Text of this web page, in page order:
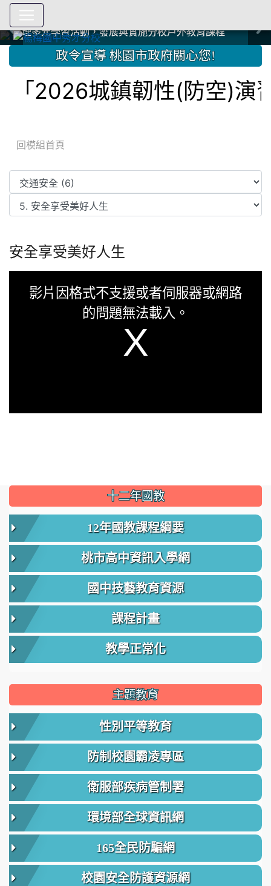
中國信託商業銀行 2023.04.22 愛傳球計畫
中國信託商業銀行 2023.04.22 愛傳球計畫
辦理多元學習活動，發展與實施分校戶外教育課程
辦理多元學習活動，發展與實施分校戶外教育課程
爭取社會資源，傳愛與溫暖：2024.3.19 桃園市家長會與桃
園女子美容商業童也工會義剪活動
爭取社會資源，傳愛與溫暖：2024.3.19 桃園市家長會與桃
園女子美容商業童也工會義剪活動
112學年度畢業學生與師長合照
112學年度畢業學生與師長合照
辦理多元學習活動，發展與實施分校戶外教育課程
辦理多元學習活動，發展與實施分校戶外教育課程
爭取社會資源，傳愛與溫暖：110.12.22 國際獅子會與本校
師生歲末感恩活動
爭取社會資源，傳愛與溫暖：110.12.22 國際獅子會與本校
師生歲末感恩活動
爭取社會資源，傳愛與溫暖：110.12.22 國際獅子會贈送本
校學生耶誕禮物
爭取社會資源，傳愛與溫暖：110.12.22 國際獅子會贈送本
校學生耶誕禮物
112.9.27參觀客家博覽會
112.9.27參觀客家博覽會
2023.12.27 國際獅子會贈送本校學生耶誕禮物
2023.12.27 國際獅子會贈送本校學生耶誕禮物
2023.12.27 國際獅子會贊助本校學生獎助學金
2023.12.27 國際獅子會贊助本校學生獎助學金
2023.12.27 聖誕感恩歌謠競賽；本校師生與國際獅子會獅
兄、師姐同樂
2023.12.27 聖誕感恩歌謠競賽；本校師生與國際獅子會獅
兄、師姐同樂
建置優質學習空間；合作互惠，建立良善公共關係
建置優質學習空間；合作互惠，建立良善公共關係
::: 政令宣導 桃園市政府關心您!
「2026城鎮韌性(防空)演
回模組首頁
安全享受美好人生
影片因格式不支援或者伺服器或網路
的問題無法載入。
::: 十二年國教
12年國教課程綱要
桃市高中資訊入學網
國中技藝教育資源
課程計畫
教學正常化
主題教育
性別平等教育
防制校園霸凌專區
衛服部疾病管制署
環境部全球資訊網
165全民防騙網
校園安全防護資源網